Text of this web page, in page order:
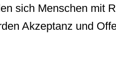
sich Menschen mit
Akzeptanz und